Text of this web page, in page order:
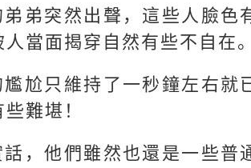
弟突然出聲，這些人臉
當面揭穿自然有些不自在。
尬只維持了一秒鐘左右
難堪！
，他們雖然也還是一些